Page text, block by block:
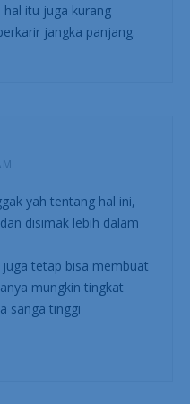
hal itu juga kurang
jangka panjang.
yah tentang hal ini,
disimak lebih dalam
tetap bisa membuat
mungkin tingkat
sanga tinggi